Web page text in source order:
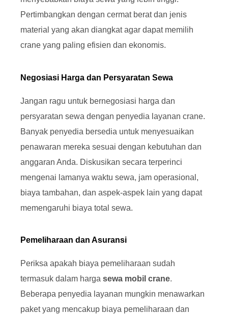
Pertimbangkan dengan cermat berat dan jenis
material yang akan diangkat agar dapat memilih
crane yang paling efisien dan ekonomis.
Negosiasi Harga dan Persyaratan Sewa
Jangan ragu untuk bernegosiasi harga dan
persyaratan sewa dengan penyedia layanan crane.
Banyak penyedia bersedia untuk menyesuaikan
penawaran mereka sesuai dengan kebutuhan dan
anggaran Anda. Diskusikan secara terperinci
mengenai lamanya waktu sewa, jam operasional,
biaya tambahan, dan aspek-aspek lain yang dapat
memengaruhi biaya total sewa.
Pemeliharaan dan Asuransi
Periksa apakah biaya pemeliharaan sudah
termasuk dalam harga sewa mobil crane.
Beberapa penyedia layanan mungkin menawarkan
paket yang mencakup biaya pemeliharaan dan